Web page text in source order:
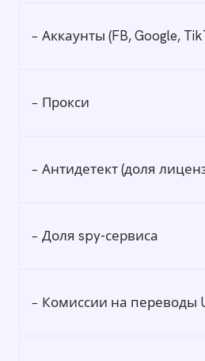
− Аккаунты (FB, Google,
− Прокси
− Антидетект (доля
− Доля spy-сервиса
− Комиссии на переводы